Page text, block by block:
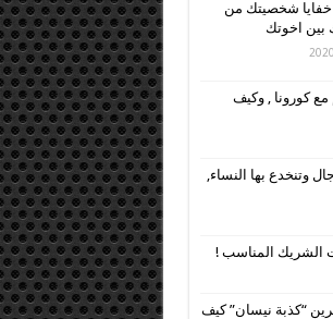
شخصيتك من
بين اخوتك
كورونا , وكيف
وتنخدع بها النساء,
الشريك المناسب !
“كذبة نيسان” كيف